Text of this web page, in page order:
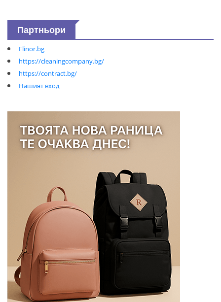
Партньори
Elinor.bg
https://cleaningcompany.bg/
https://contract.bg/
Нашият вход